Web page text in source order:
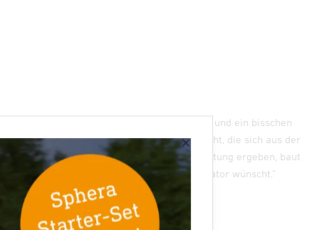
×
"Wie der Name schon sagt, die echte Präsenz und ein bisschen
mehr. Wenn man sich die Möglichkeiten ansieht, die sich aus der
Funktionsvielfalt und der technischen Ausstattung ergeben, baut
das Gerät Brücken, die sich ein Systemintegrator wünscht."
Klaus Geyer, Elektroingenieur